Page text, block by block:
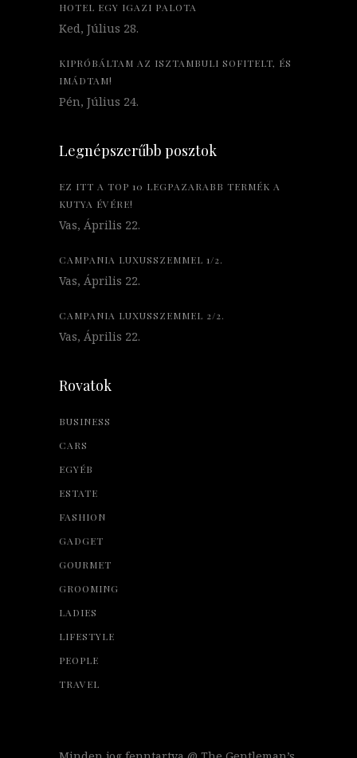
HOTEL EGY IGAZI PALOTA
Ked, Július 28.
KIPRÓBÁLTAM AZ ISZTAMBULI SOFITELT, ÉS
IMÁDTAM!
Pén, Július 24.
Legnépszerűbb posztok
EZ ITT A TOP 10 LEGPAZARABB TERMÉK A
KUTYA ÉVÉRE!
Vas, Április 22.
CAMPANIA LUXUSSZEMMEL 1/2.
Vas, Április 22.
CAMPANIA LUXUSSZEMMEL 2/2.
Vas, Április 22.
Rovatok
BUSINESS
CARS
EGYÉB
ESTATE
FASHION
GADGET
GOURMET
GROOMING
LADIES
LIFESTYLE
PEOPLE
TRAVEL